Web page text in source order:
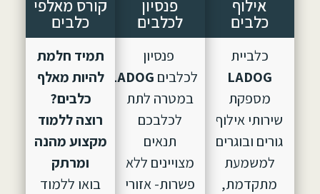
אילוף
כלבים
כלביית
LADOG
מספקת
שירותי אילוף
גורים ובוגרים
למשמעת
מתקדמת,
פנסיון
לכלבים
פנסיון
לכלבים LADOG, הוקם
במטרה לתת
לכלבכם
תנאים
מצויינים ללא
פשרות- אזורי
קורס מאלפי
כלבים
תמיד חלמת
להיות מאלף
כלבים?
רוצה ללמוד
מקצוע מהנה
ומרתק
בואו ללמוד